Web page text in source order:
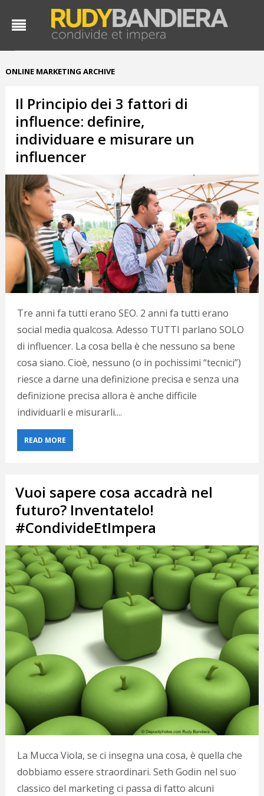
ONLINE MARKETING ARCHIVE
Il Principio dei 3 fattori di
influence: definire,
individuare e misurare un
influencer
Tre anni fa tutti erano SEO. 2 anni fa tutti erano
social media qualcosa. Adesso TUTTI parlano SOLO
di influencer. La cosa bella è che nessuno sa bene
cosa siano. Cioè, nessuno (o in pochissimi “tecnici”)
riesce a darne una definizione precisa e senza una
definizione precisa allora è anche difficile
individuarli e misurarli....
READ MORE
Vuoi sapere cosa accadrà nel
futuro? Inventatelo!
#CondivideEtImpera
La Mucca Viola, se ci insegna una cosa, è quella che
dobbiamo essere straordinari. Seth Godin nel suo
classico del marketing ci passa di fatto alcuni